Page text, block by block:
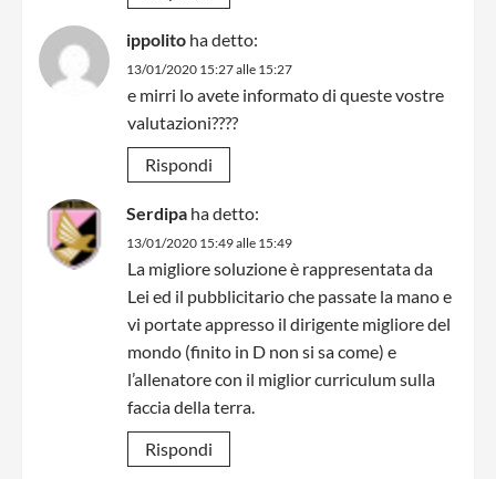
ippolito ha detto:
13/01/2020 15:27 alle 15:27
e mirri lo avete informato di queste vostre
valutazioni????
Rispondi
Serdipa ha detto:
13/01/2020 15:49 alle 15:49
La migliore soluzione è rappresentata da
Lei ed il pubblicitario che passate la mano e
vi portate appresso il dirigente migliore del
mondo (finito in D non si sa come) e
l’allenatore con il miglior curriculum sulla
faccia della terra.
Rispondi